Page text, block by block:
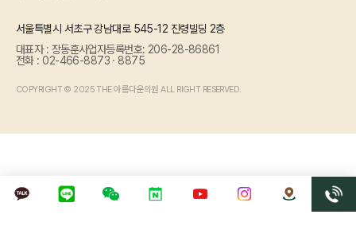
서울특별시 서초구 강남대로 545-12 진령빌딩 2층
대표자 : 장동훈사업자등록번호: 206-28-86861
전화 : 02-466-8873 · 8875
COPYRIGHT © 2025 THE 아름다운의원 ALL RIGHT RESERVED.